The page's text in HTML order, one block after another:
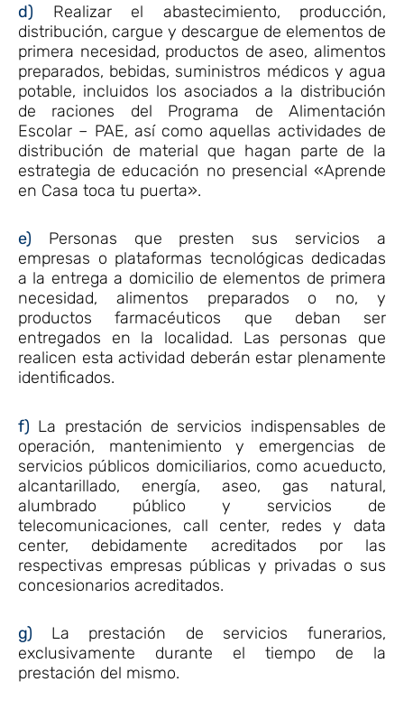
d) Realizar el abastecimiento, producción,
distribución, cargue y descargue de elementos de
primera necesidad, productos de aseo, alimentos
preparados, bebidas, suministros médicos y agua
potable, incluidos los asociados a la distribución
de raciones del Programa de Alimentación
Escolar – PAE, así como aquellas actividades de
distribución de material que hagan parte de la
estrategia de educación no presencial «Aprende
en Casa toca tu puerta».
e) Personas que presten sus servicios a
empresas o plataformas tecnológicas dedicadas
a la entrega a domicilio de elementos de primera
necesidad, alimentos preparados o no, y
productos farmacéuticos que deban ser
entregados en la localidad. Las personas que
realicen esta actividad deberán estar plenamente
identificados.
f) La prestación de servicios indispensables de
operación, mantenimiento y emergencias de
servicios públicos domiciliarios, como acueducto,
alcantarillado, energía, aseo, gas natural,
alumbrado público y servicios de
telecomunicaciones, call center, redes y data
center, debidamente acreditados por las
respectivas empresas públicas y privadas o sus
concesionarios acreditados.
g) La prestación de servicios funerarios,
exclusivamente durante el tiempo de la
prestación del mismo.